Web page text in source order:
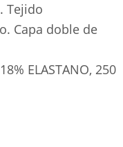
Tejido
Capa doble de
ELASTANO, 250